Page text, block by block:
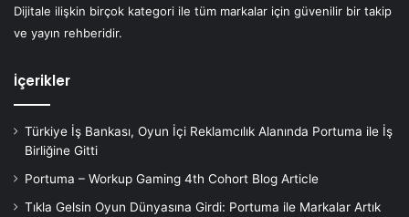
Dijitale ilişkin birçok kategori ile tüm markalar için güvenilir bir takip
ve yayın rehberidir.
İçerikler
Türkiye İş Bankası, Oyun İçi Reklamcılık Alanında Portuma ile İş
Birliğine Gitti
Portuma – Workup Gaming 4th Cohort Blog Article
Tıkla Gelsin Oyun Dünyasına Girdi: Portuma ile Markalar Artık